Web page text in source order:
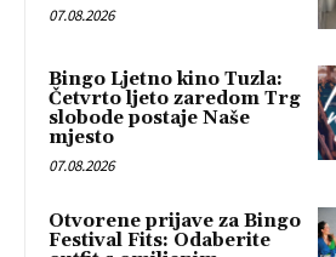
07.08.2026
Bingo Ljetno kino Tuzla:
Četvrto ljeto zaredom Trg
slobode postaje Naše
mjesto
07.08.2026
Otvorene prijave za Bingo
Festival Fits: Odaberite